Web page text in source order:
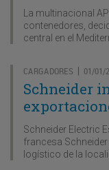
La multinacional
contenedores,
central en el
CARGADORES | 01/01/
Schneider
Schneider Electric
francesa
logístico de la